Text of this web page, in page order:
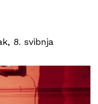
8. svibnja